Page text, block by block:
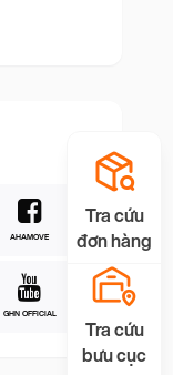
AHAMOVE
GHN OFFICIAL
Tra cứu
đơn hàng
Tra cứu
bưu cục